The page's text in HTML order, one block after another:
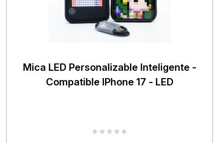
Mica LED Personalizable Inteligente -
Compatible IPhone 17 - LED